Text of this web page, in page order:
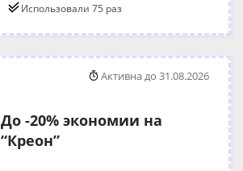
Использовали 75 раз
До -20% экономии на
“Креон”
Активна до 31.08.2026